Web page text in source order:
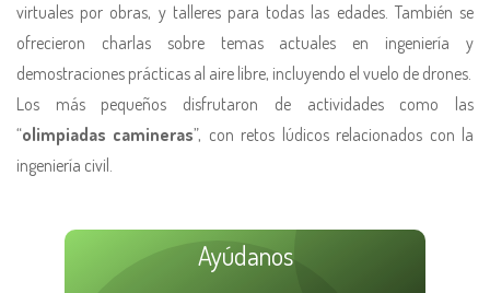
virtuales por obras, y talleres para todas las edades. También se
ofrecieron charlas sobre temas actuales en ingeniería y
demostraciones prácticas al aire libre, incluyendo el vuelo de drones.
Los más pequeños disfrutaron de actividades como las
“olimpiadas camineras”, con retos lúdicos relacionados con la
ingeniería civil.
Ayúdanos